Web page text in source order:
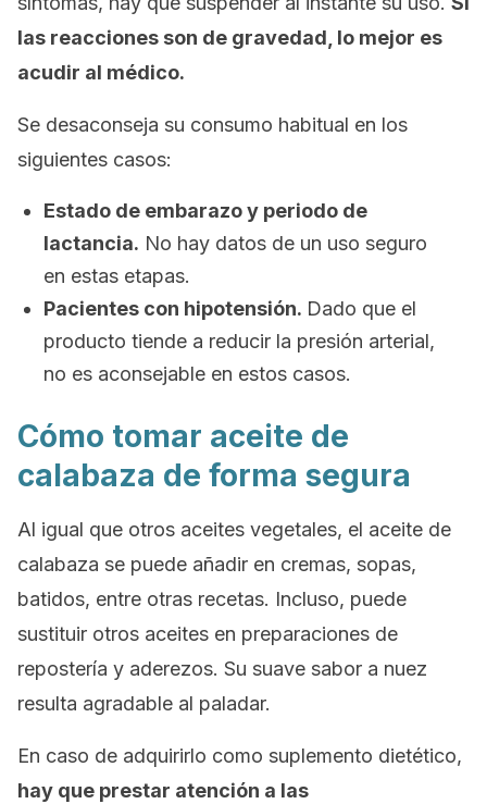
las reacciones son de gravedad, lo mejor es
acudir al médico.
Se desaconseja su consumo habitual en los
siguientes casos:
Estado de embarazo y periodo de
lactancia. No hay datos de un uso seguro
en estas etapas.
Pacientes con hipotensión. Dado que el
producto tiende a reducir la presión arterial,
no es aconsejable en estos casos.
Cómo tomar aceite de
calabaza de forma segura
Al igual que otros aceites vegetales, el aceite de
calabaza se puede añadir en cremas, sopas,
batidos, entre otras recetas. Incluso, puede
sustituir otros aceites en preparaciones de
repostería y aderezos. Su suave sabor a nuez
resulta agradable al paladar.
En caso de adquirirlo como suplemento dietético,
hay que prestar atención a las